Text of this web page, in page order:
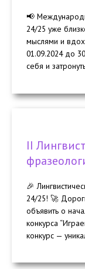
📢
24/25 уже
мыслями и
01.09.2024 до
себя и
II
🎉
24/25! 🚀
объявить о
конкурса
конкурс —